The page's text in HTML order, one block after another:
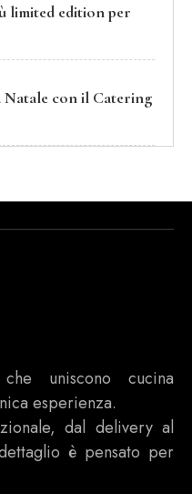
limited edition per
Natale con il Catering
uniscono cucina
esperienza.
dal delivery al
è pensato per